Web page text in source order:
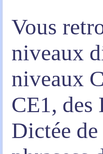
Vous
niveaux
niveaux
CE1, des
Dictée